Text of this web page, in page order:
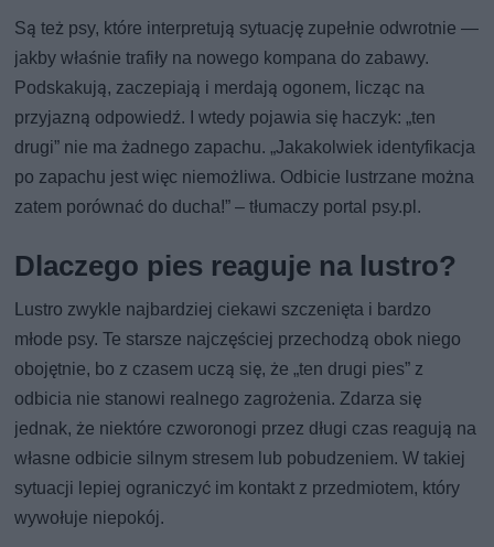
Są też psy, które interpretują sytuację zupełnie odwrotnie —
jakby właśnie trafiły na nowego kompana do zabawy.
Podskakują, zaczepiają i merdają ogonem, licząc na
przyjazną odpowiedź. I wtedy pojawia się haczyk: „ten
drugi” nie ma żadnego zapachu. „Jakakolwiek identyfikacja
po zapachu jest więc niemożliwa. Odbicie lustrzane można
zatem porównać do ducha!” – tłumaczy portal psy.pl.
Dlaczego pies reaguje na lustro?
Lustro zwykle najbardziej ciekawi szczenięta i bardzo
młode psy. Te starsze najczęściej przechodzą obok niego
obojętnie, bo z czasem uczą się, że „ten drugi pies” z
odbicia nie stanowi realnego zagrożenia. Zdarza się
jednak, że niektóre czworonogi przez długi czas reagują na
własne odbicie silnym stresem lub pobudzeniem. W takiej
sytuacji lepiej ograniczyć im kontakt z przedmiotem, który
wywołuje niepokój.